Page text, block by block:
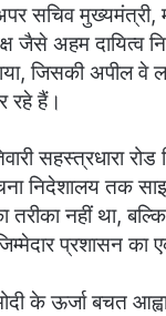
सचिव मुख्यमंत्री,
जैसे अहम दायित्व
जिसकी अपील वे
रहे हैं।
सहस्त्रधारा
निदेशालय तक
नहीं था,
प्रशासन
के ऊर्जा बचत